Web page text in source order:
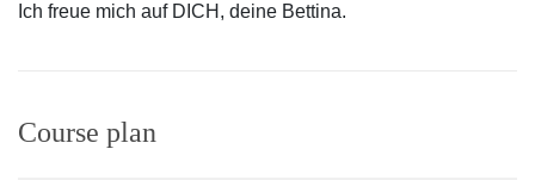
Ich freue mich auf DICH, deine Bettina.
Course plan